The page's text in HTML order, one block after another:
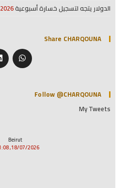
الدولار يتجه لتسجيل خسارة أسبوعية
Share CHARQOUNA
Follow @CHARQOUNA
My Tweets
Beirut
18/07/2026, 1:08 ص